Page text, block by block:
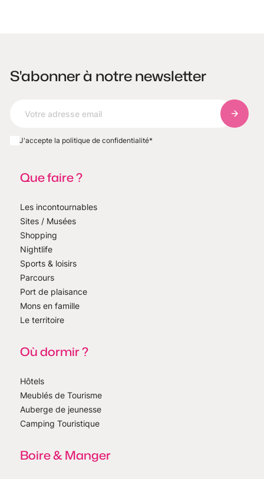
S'abonner à notre newsletter
J'accepte la politique de confidentialité*
Que faire ?
Les incontournables
Sites / Musées
Shopping
Nightlife
Sports & loisirs
Parcours
Port de plaisance
Mons en famille
Le territoire
Où dormir ?
Hôtels
Meublés de Tourisme
Auberge de jeunesse
Camping Touristique
Boire & Manger